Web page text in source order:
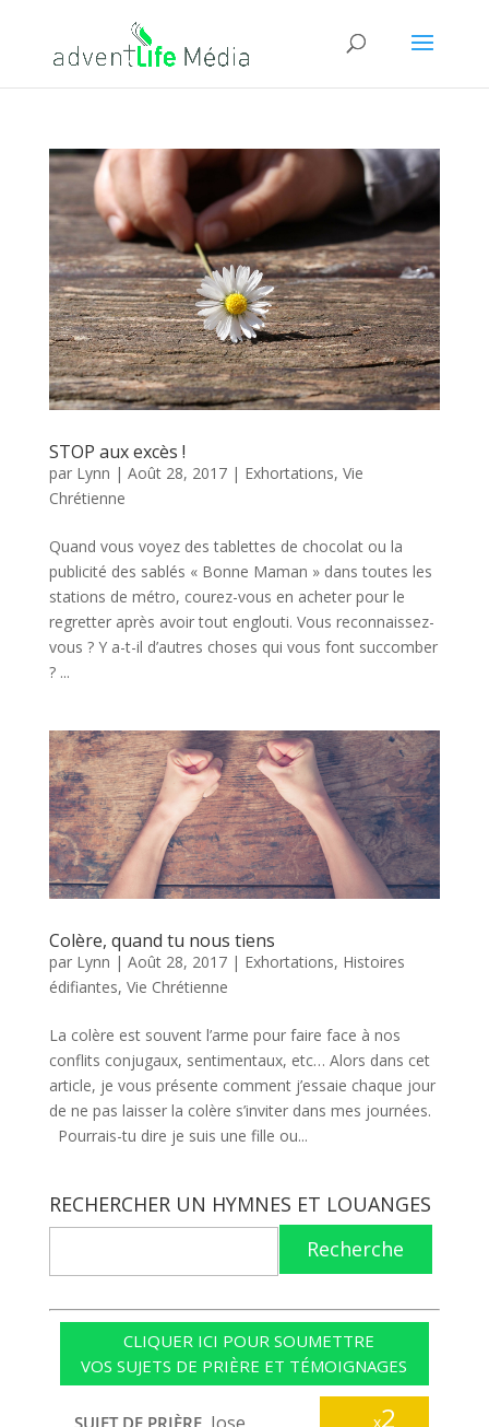
STOP aux excès !
par Lynn | Août 28, 2017| Exhortations, Vie
Chrétienne
Quand vous voyez des tablettes de chocolat ou la
publicité des sablés « Bonne Maman » dans toutes les
stations de métro, courez-vous en acheter pour le
regretter après avoir tout englouti. Vous reconnaissez-
vous ? Y a-t-il d’autres choses qui vous font succomber
? ...
Colère, quand tu nous tiens
par Lynn | Août 28, 2017| Exhortations, Histoires
édifiantes, Vie Chrétienne
La colère est souvent l’arme pour faire face à nos
conflits conjugaux, sentimentaux, etc… Alors dans cet
article, je vous présente comment j’essaie chaque jour
de ne pas laisser la colère s’inviter dans mes journées.
Pourrais-tu dire je suis une fille ou...
RECHERCHER UN HYMNES ET LOUANGES
Recherche
CLIQUER ICI POUR SOUMETTRE
VOS SUJETS DE PRIÈRE ET TÉMOIGNAGES
x2
SUJET DE PRIÈRE